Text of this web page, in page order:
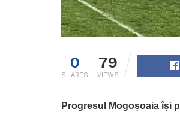
0
SHARES
79
VIEWS
Progresul Mogoșoaia își